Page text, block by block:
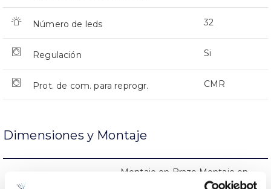
Número de leds 32
Regulación Si
Prot. de com. para reprogr. CMR
Dimensiones y Montaje
Montaje en Brazo,Montaje en